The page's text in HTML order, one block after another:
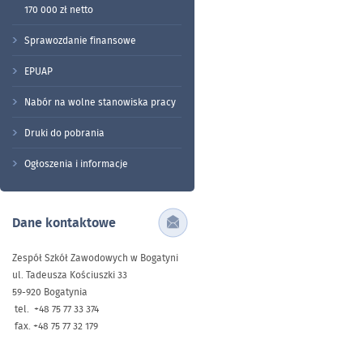
170 000 zł netto
Sprawozdanie finansowe
EPUAP
Nabór na wolne stanowiska pracy
Druki do pobrania
Ogłoszenia i informacje
Dane kontaktowe
Zespół Szkół Zawodowych w Bogatyni
ul. Tadeusza Kościuszki 33
59-920 Bogatynia
tel. +48 75 77 33 374
fax. +48 75 77 32 179